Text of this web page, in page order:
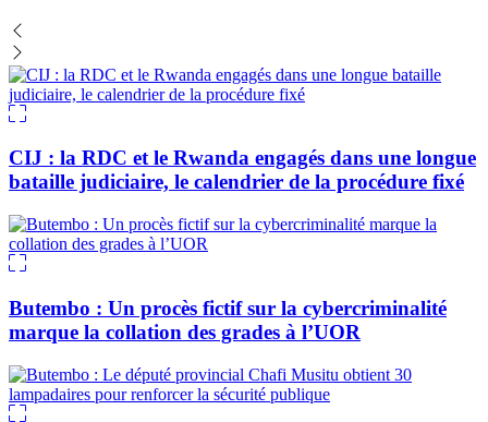
CIJ : la RDC et le Rwanda engagés dans une longue
bataille judiciaire, le calendrier de la procédure fixé
Butembo : Un procès fictif sur la cybercriminalité
marque la collation des grades à l’UOR